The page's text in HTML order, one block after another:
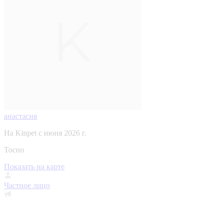
анастасия
На Kinpet c июня 2026 г.
Тосно
Показать на карте
Частное лицо